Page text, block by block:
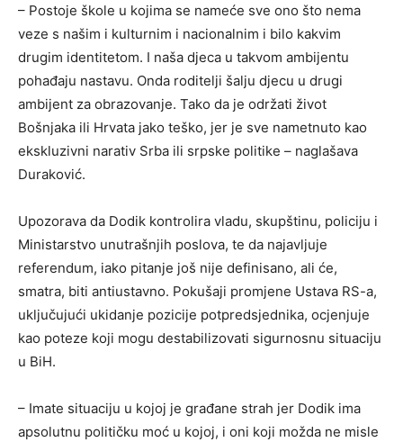
– Postoje škole u kojima se nameće sve ono što nema
veze s našim i kulturnim i nacionalnim i bilo kakvim
drugim identitetom. I naša djeca u takvom ambijentu
pohađaju nastavu. Onda roditelji šalju djecu u drugi
ambijent za obrazovanje. Tako da je održati život
Bošnjaka ili Hrvata jako teško, jer je sve nametnuto kao
ekskluzivni narativ Srba ili srpske politike – naglašava
Duraković.
Upozorava da Dodik kontrolira vladu, skupštinu, policiju i
Ministarstvo unutrašnjih poslova, te da najavljuje
referendum, iako pitanje još nije definisano, ali će,
smatra, biti antiustavno. Pokušaji promjene Ustava RS-a,
uključujući ukidanje pozicije potpredsjednika, ocjenjuje
kao poteze koji mogu destabilizovati sigurnosnu situaciju
u BiH.
– Imate situaciju u kojoj je građane strah jer Dodik ima
apsolutnu političku moć u kojoj, i oni koji možda ne misle